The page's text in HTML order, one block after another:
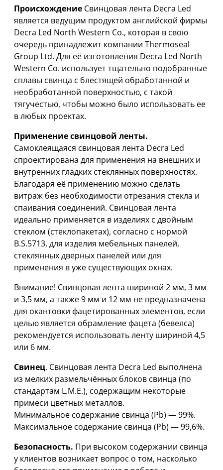
Происхождение Свинцовая лента Decra Led
является ведущим продуктом английской фирмы
Decra Led North Western Co., которая в свою
очередь принадлежит компании Thermoseal
Group Ltd. Для её изготовления Decra Led North
Western Co. использует тщательно подобранные
сплавы свинца с блестящей обработанной и
необработанной поверхностью, с такой
тягучестью, чтобы можно было использовать ее
в любых проектах.
Применение свинцовой ленты.
Самоклеящаяся свинцовая лента Decra Led
спроектирована для применения на внешних и
внутренних гладких стеклянных поверхностях.
Благодаря её применению можно сделать
витраж без необходимости отрезания стекла и
спаивания соединений. Свинцовая лента
идеально применяется в изделиях с двойным
стеклом (стеклопакетах), согласно с нормой
B.S.5713, для изделия мебельных панелей,
стеклянных дверных панелей или для
применения в уже существующих окнах.
Внимание! Свинцовая лента шириной 2 мм, 3 мм
и 3,5 мм, а также 9 мм и 12 мм не предназначена
для окантовки фацетированных элементов, если
целью является обрамление фацета (бевелса)
рекомендуется использовать ленту шириной 4,5
или 6 мм.
Свинец. Свинцовая лента Decra Led выполнена
из мелких размельчённых блоков свинца (по
стандартам L.M.E.), содержащим некоторые
примеси цветных металлов.
Минимальное содержание свинца (Pb) — 99%.
Максимальное содержание свинца (Pb) — 99,6%.
Безопасность. При высоком содержании свинца
у клиентов возникает вопрос о том, насколько